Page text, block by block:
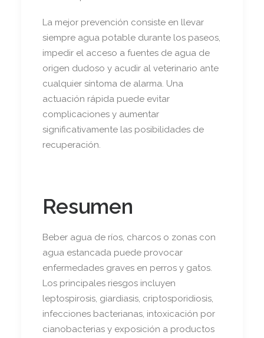
La mejor prevención consiste en llevar
siempre agua potable durante los paseos,
impedir el acceso a fuentes de agua de
origen dudoso y acudir al veterinario ante
cualquier síntoma de alarma. Una
actuación rápida puede evitar
complicaciones y aumentar
significativamente las posibilidades de
recuperación.
Resumen
Beber agua de ríos, charcos o zonas con
agua estancada puede provocar
enfermedades graves en perros y gatos.
Los principales riesgos incluyen
leptospirosis, giardiasis, criptosporidiosis,
infecciones bacterianas, intoxicación por
cianobacterias y exposición a productos